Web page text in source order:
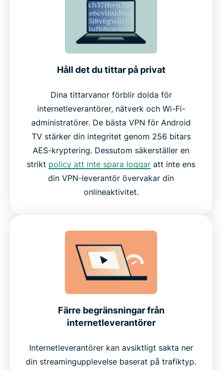
Viktiga ExpressVPN-funktioner för Android TV
Fungerar på Android TV-boxar och andra enheter
Varför välja ExpressVPN framför andra VPN-
Vad folk säger om ExpressVPN
Vanliga frågor
Prova ExpressVPN riskfritt på din Android TV idag
Håll det du tittar på privat
Dina tittarvanor förblir dolda för
internetleverantörer, nätverk och Wi-Fi-
administratörer. De bästa VPN för Android
TV stärker din integritet genom 256 bitars
AES-kryptering. Dessutom säkerställer en
strikt policy att inte spara loggar att inte ens
din VPN-leverantör övervakar din
onlineaktivitet.
Färre begränsningar från
internetleverantörer
Internetleverantörer kan avsiktligt sakta ner
din streamingupplevelse baserat på trafiktyp.